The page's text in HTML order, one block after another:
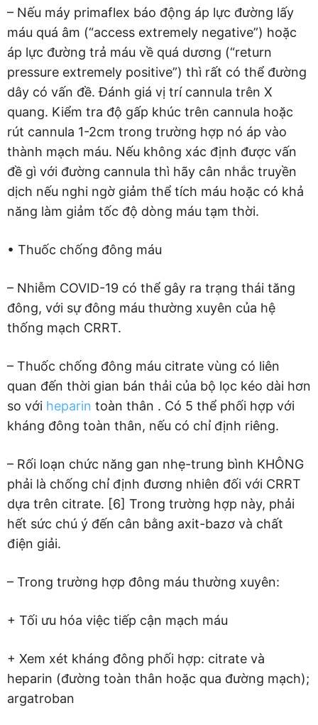
– Nếu máy primaflex báo động áp lực đường lấy
máu quá âm (“access extremely negative”) hoặc
áp lực đường trả máu về quá dương (“return
pressure extremely positive”) thì rất có thể đường
dây có vấn đề. Đánh giá vị trí cannula trên X
quang. Kiểm tra độ gấp khúc trên cannula hoặc
rút cannula 1-2cm trong trường hợp nó áp vào
thành mạch máu. Nếu không xác định được vấn
đề gì với đường cannula thì hãy cân nhắc truyền
dịch nếu nghi ngờ giảm thể tích máu hoặc có khả
năng làm giảm tốc độ dòng máu tạm thời.
• Thuốc chống đông máu
– Nhiễm COVID-19 có thể gây ra trạng thái tăng
đông, với sự đông máu thường xuyên của hệ
thống mạch CRRT.
– Thuốc chống đông máu citrate vùng có liên
quan đến thời gian bán thải của bộ lọc kéo dài hơn
so với heparin toàn thân . Có 5 thể phối hợp với
kháng đông toàn thân, nếu có chỉ định riêng.
– Rối loạn chức năng gan nhẹ-trung bình KHÔNG
phải là chống chỉ định đương nhiên đối với CRRT
dựa trên citrate. [6] Trong trường hợp này, phải
hết sức chú ý đến cân bằng axit-bazơ và chất
điện giải.
– Trong trường hợp đông máu thường xuyên:
+ Tối ưu hóa việc tiếp cận mạch máu
+ Xem xét kháng đông phối hợp: citrate và
heparin (đường toàn thân hoặc qua đường mạch);
argatroban